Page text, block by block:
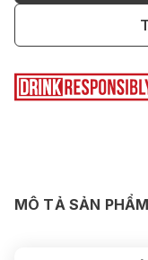
MÔ TẢ SẢN PHẨM